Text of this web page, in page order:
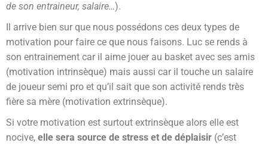
de son entraineur, salaire…).
Il arrive bien sur que nous possédons ces deux types de
motivation pour faire ce que nous faisons. Luc se rends à
son entrainement car il aime jouer au basket avec ses amis
(motivation intrinsèque) mais aussi car il touche un salaire
de joueur semi pro et qu’il sait que son activité rends très
fière sa mère (motivation extrinsèque).
Si votre motivation est surtout extrinsèque alors elle est
nocive, elle sera source de stress et de déplaisir (c’est